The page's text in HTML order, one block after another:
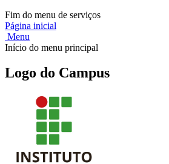
Fim do menu de serviços
Página inicial
Menu
Início do menu principal
Logo do Campus